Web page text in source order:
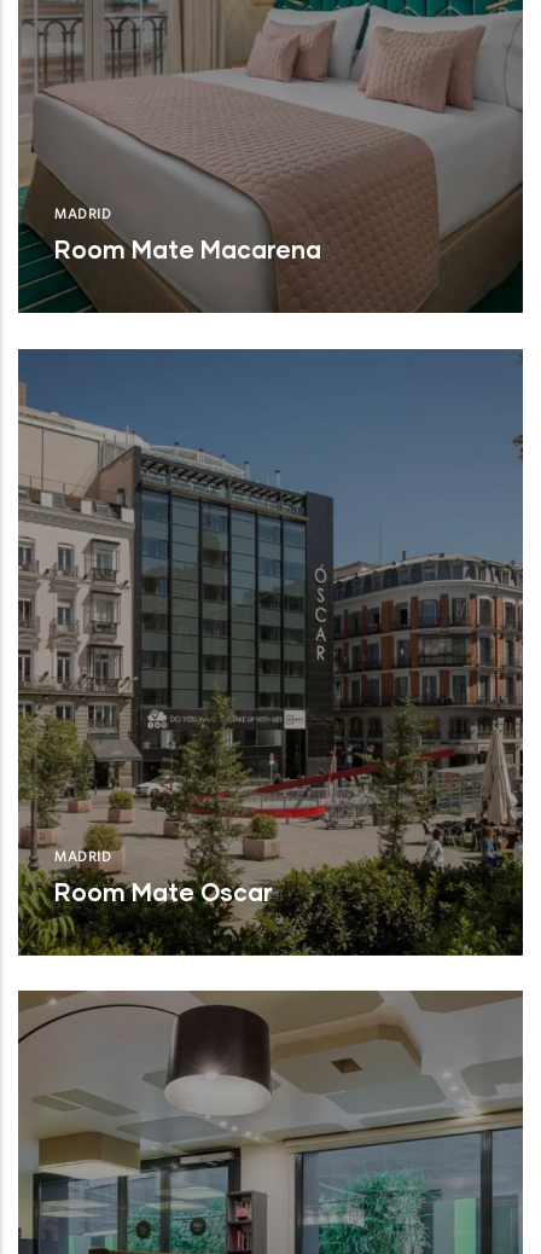
MADRID
Room Mate Macarena
MADRID
Room Mate Oscar